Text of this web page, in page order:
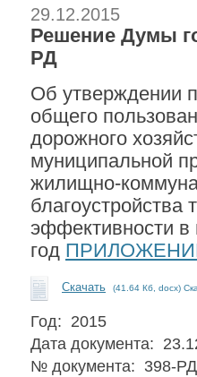
29.12.2015
Решение Думы
РД
Об утверждении
общего
дорожного
муниципальной
жилищно-
благоустройства
эффективности в
год
Скачать (41.64 Кб, docx)
Год: 2015
Дата документа:
№ документа: 398-РД